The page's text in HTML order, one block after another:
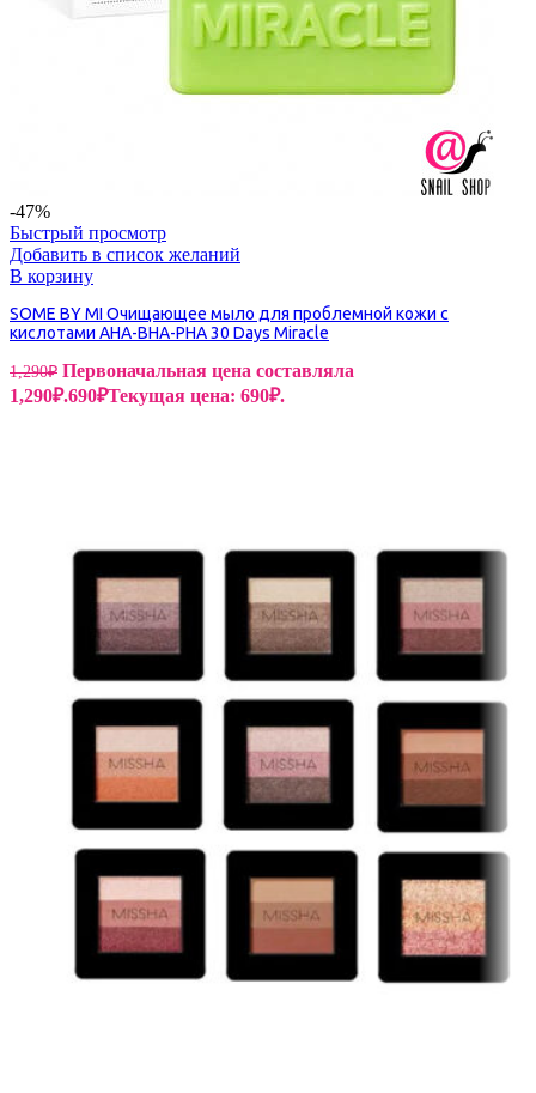
-47%
Быстрый просмотр
Добавить в список желаний
В корзину
SOME BY MI Очищающее мыло для проблемной кожи с
кислотами AHA-BHA-PHA 30 Days Miracle
1,290₽ Первоначальная цена составляла
1,290₽.690₽Текущая цена: 690₽.